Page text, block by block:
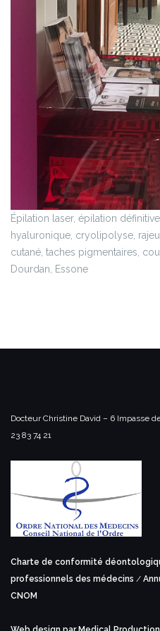
Épilation laser, épilation
hyaluronique, cryolipolyse,
cutané, taches pigmentaires,
Dourdan, Essone
Docteur Christine David – 6 Impasse
23 83 74 21
Charte de conformité
professionnels des médecins /
CNOM